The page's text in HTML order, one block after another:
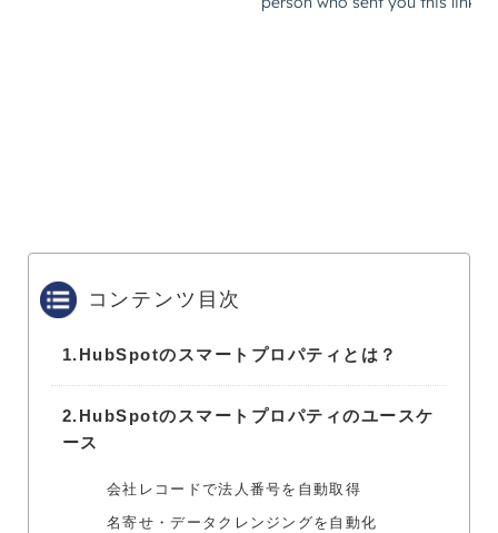
コンテンツ目次
1.HubSpotのスマートプロパティとは？
2.HubSpotのスマートプロパティのユースケ
ース
会社レコードで法人番号を自動取得
名寄せ・データクレンジングを自動化